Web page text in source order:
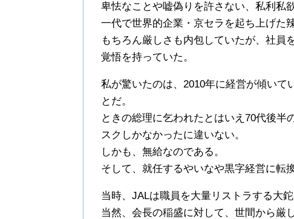
卑怯なことや嘘偽りを許さない、私利私
一代で世界的企業・京セラを起ち上げた
もちろん厳しさも内包していたが、社員
覚悟を持っていた。
私が驚いたのは、2010年に経営が傾いて
とだ。
ときの総理に乞われたとはいえ70代後半
スクしかなかったに違いない。
しかも、無給なのである。
そして、就任するやいなや黒字経営に転
当時、JALは職員を大量リストラする大鉈
当然、会長の稲盛に対して、世間から厳